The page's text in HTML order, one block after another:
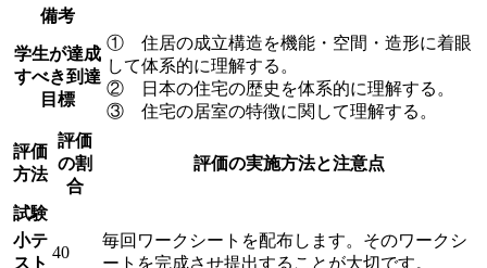
備考
学生が達成
すべき到達
目標
① 住居の成立構造を機能・空間・造形に着眼
して体系的に理解する。
② 日本の住宅の歴史を体系的に理解する。
③ 住宅の居室の特徴に関して理解する。
評価
方法
評価
の割
合
評価の実施方法と注意点
試験
小テ
スト
40
毎回ワークシートを配布します。そのワークシ
ートを完成させ提出することが大切です。